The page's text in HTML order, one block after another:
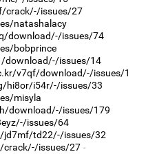
crack/-/issues/27
natashalacy
download/-/issues/74
bobprince
download/-/issues/14
v7qf/download/-/issues/1
hi8or/i54r/-/issues/33
misyla
download/-/issues/179
issues/64
jd7mf/td22/-/issues/32
crack/-/issues/27